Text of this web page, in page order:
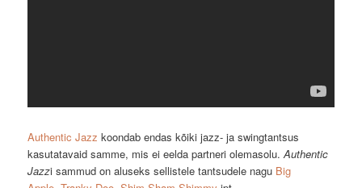
Authentic Jazz koondab endas kõiki jazz- ja swingtantsus
kasutatavaid samme, mis ei eelda partneri olemasolu. Authentic
Jazzi sammud on aluseks sellistele tantsudele nagu Big